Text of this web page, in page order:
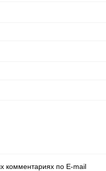
комментариях по E-mail